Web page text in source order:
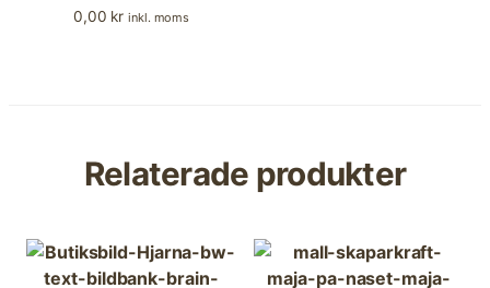
0,00 kr inkl. moms
Relaterade produkter